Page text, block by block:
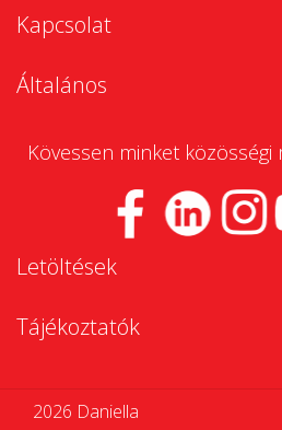
Kapcsolat
Általános
Kövessen minket közösségi
Letöltések
Tájékoztatók
2026 Daniella